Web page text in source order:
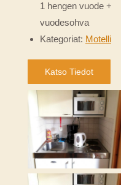
1 hengen vuode +
vuodesohva
Kategoriat: Motelli
Katso Tiedot